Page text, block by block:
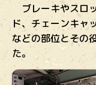
ブレーキやスロ
ド、チェーンキャ
などの部位とその
た。